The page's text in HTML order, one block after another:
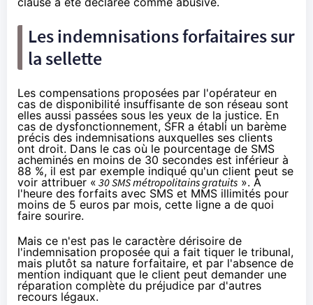
Les indemnisations forfaitaires sur
la sellette
Les compensations proposées par l'opérateur en
cas de disponibilité insuffisante de son réseau sont
elles aussi passées sous les yeux de la justice. En
cas de dysfonctionnement, SFR a établi un barème
précis des indemnisations auxquelles ses clients
ont droit. Dans le cas où le pourcentage de SMS
acheminés en moins de 30 secondes est inférieur à
88 %, il est par exemple indiqué qu'un client peut se
voir attribuer « 30 SMS métropolitains gratuits ». À
l'heure des forfaits avec SMS et MMS illimités pour
moins de 5 euros par mois, cette ligne a de quoi
faire sourire.
Mais ce n'est pas le caractère dérisoire de
l'indemnisation proposée qui a fait tiquer le tribunal,
mais plutôt sa nature forfaitaire, et par l'absence de
mention indiquant que le client peut demander une
réparation complète du préjudice par d'autres
recours légaux.